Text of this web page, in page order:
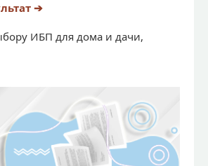
➔
ИБП для дома и дачи,